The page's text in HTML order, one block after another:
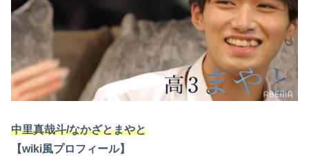
中里真哉斗/なかざとまやと
【wiki風プロフィール】